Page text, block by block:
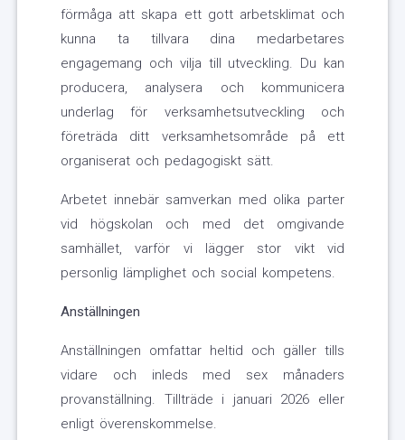
förmåga att skapa ett gott arbetsklimat och
kunna ta tillvara dina medarbetares
engagemang och vilja till utveckling. Du kan
producera, analysera och kommunicera
underlag för verksamhetsutveckling och
företräda ditt verksamhetsområde på ett
organiserat och pedagogiskt sätt.
Arbetet innebär samverkan med olika parter
vid högskolan och med det omgivande
samhället, varför vi lägger stor vikt vid
personlig lämplighet och social kompetens.
Anställningen
Anställningen omfattar heltid och gäller tills
vidare och inleds med sex månaders
provanställning. Tillträde i januari 2026 eller
enligt överenskommelse.